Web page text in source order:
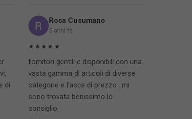
di
Rosa Cusumano
5 anni fa
★★★★★
fornitori gentili e disponibili con una
vasta gamma di articoli di diverse
categorie e fasce di prezzo ..mi
sono trovata benissimo lo
consiglio